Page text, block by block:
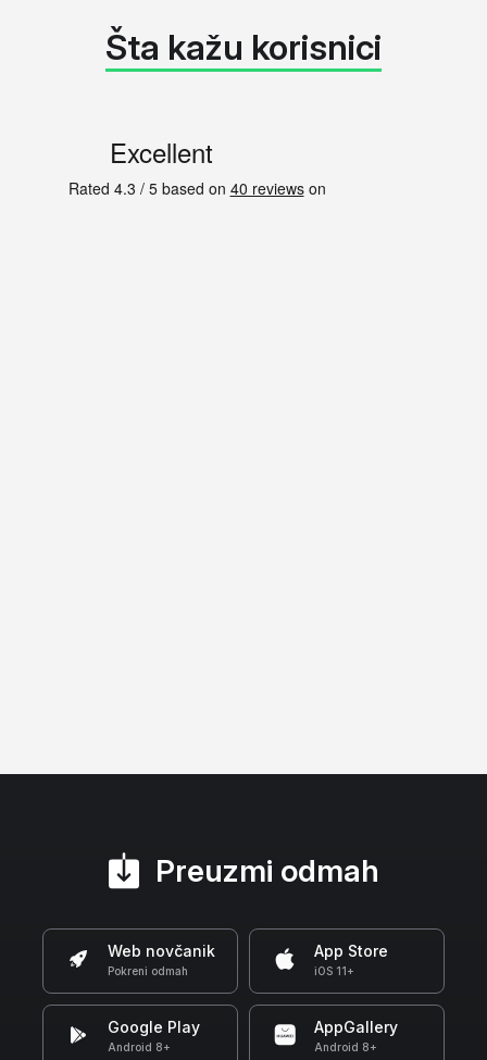
Šta kažu korisnici
Preuzmi odmah
Web novčanik
Pokreni odmah
App Store
iOS 11+
Google Play
Android 8+
AppGallery
Android 8+